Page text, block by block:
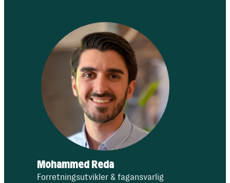
Mohammed Reda
Forretningsutvikler & fagansvarlig